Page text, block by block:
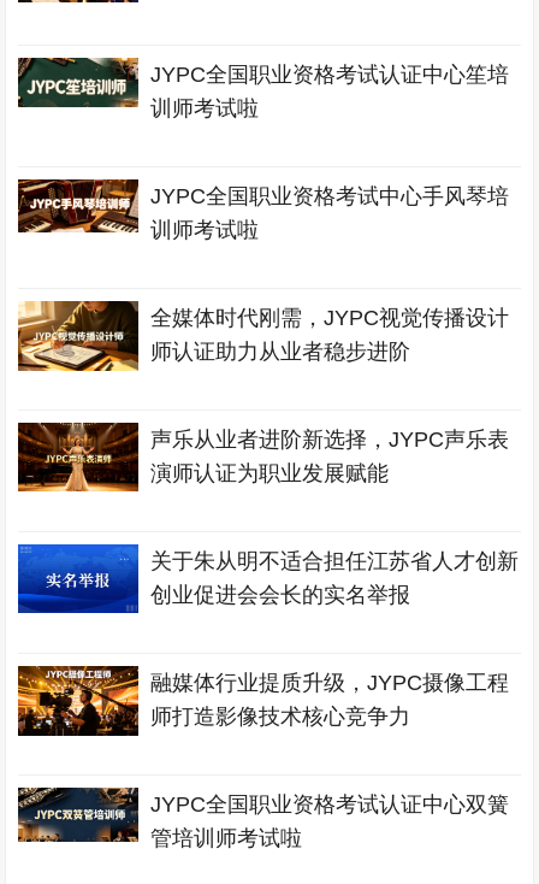
JYPC全国职业资格考试认证中心笙培
训师考试啦
JYPC全国职业资格考试中心手风琴培
训师考试啦
全媒体时代刚需，JYPC视觉传播设计
师认证助力从业者稳步进阶
声乐从业者进阶新选择，JYPC声乐表
演师认证为职业发展赋能
关于朱从明不适合担任江苏省人才创新
创业促进会会长的实名举报
融媒体行业提质升级，JYPC摄像工程
师打造影像技术核心竞争力
JYPC全国职业资格考试认证中心双簧
管培训师考试啦